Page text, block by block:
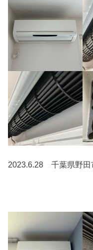
2023.6.28 千葉県野